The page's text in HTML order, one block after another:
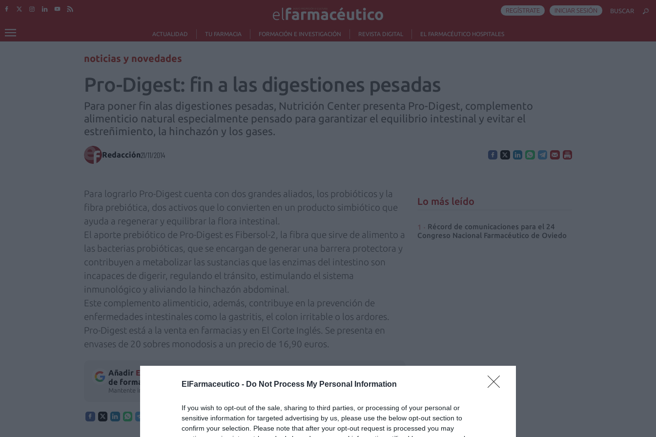
ElFarmaceutico - Do Not Process My Personal Information
If you wish to opt-out of the sale, sharing to third parties, or processing of your personal or
sensitive information for targeted advertising by us, please use the below opt-out section to
confirm your selection. Please note that after your opt-out request is processed you may
ACTUALIDAD TU FARMACIA FORMACIÓN E INVESTIGACIÓN REVISTA DIGITAL EL FARMACÉUTICO HOSPITALES
REGÍSTRATE INICIAR SESIÓN BUSCAR
noticias y novedades
Pro-Digest: fin a las digestiones pesadas
Para poner fin alas digestiones pesadas, Nutrición Center presenta Pro-Digest, complemento
alimenticio natural especialmente pensado para garantizar el equilibrio intestinal y evitar el
estreñimiento, la hinchazón y los gases.
Redacción21/11/2014
Para lograrlo Pro-Digest cuenta con dos grandes aliados, los probióticos y la
fibra prebiótica, dos activos que lo convierten en un producto simbiótico que
ayuda a regenerar y equilibrar la flora intestinal.
El aporte prebiótico de Pro-Digest es Fibersol-2, la fibra que sirve de alimento a
las bacterias probióticas, que se encargan de generar una barrera protectora y
contribuyen a metabolizar las sustancias que las enzimas del intestino son
incapaces de digerir, regulando el tránsito, estimulando el sistema
inmunológico y aliviando la hinchazón abdominal.
Este complemento alimenticio, además, contribuye en la prevención de
enfermedades intestinales como la gastritis, el colon irritable o los ardores.
Pro-Digest está a la venta en farmacias y en El Corte Inglés. Se presenta en
envases de 20 sobres monodosis a un precio de 16,90 euros.
Añadir El Farmacéutico
de forma gratuita
Mantente informado con las últimas noticias de actualidad.
ACTIVAR AHORA
Lo más leído
Récord de comunicaciones para el 24
Congreso Nacional Farmacéutico de Oviedo